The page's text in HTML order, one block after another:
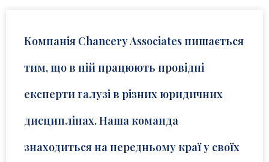
Компанія Chancery Associates пишається
тим, що в ній працюють провідні
експерти галузі в різних юридичних
дисциплінах. Наша команда
знаходиться на передньому краї у своїх